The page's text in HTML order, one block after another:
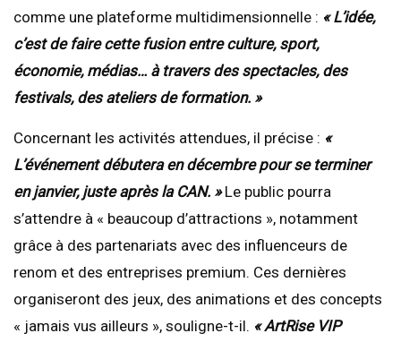
comme une plateforme multidimensionnelle : « L’idée,
c’est de faire cette fusion entre culture, sport,
économie, médias… à travers des spectacles, des
festivals, des ateliers de formation. »
Concernant les activités attendues, il précise : «
L’événement débutera en décembre pour se terminer
en janvier, juste après la CAN. »Le public pourra
s’attendre à « beaucoup d’attractions », notamment
grâce à des partenariats avec des influenceurs de
renom et des entreprises premium. Ces dernières
organiseront des jeux, des animations et des concepts
« jamais vus ailleurs », souligne-t-il. « ArtRise VIP